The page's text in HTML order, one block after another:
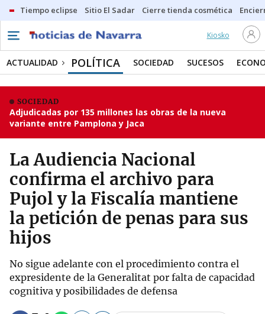
Tiempo eclipse Sitio El Sadar Cierre tienda cosmética
Kiosko
ACTUALIDAD POLÍTICA SOCIEDAD SUCESOS
SOCIEDAD
Adjudicadas por 135 millones las obras de la nueva
variante entre Pamplona y Jaca
La Audiencia Nacional
confirma el archivo para
Pujol y la Fiscalía mantiene
la petición de penas para sus
hijos
No sigue adelante con el procedimiento contra el
expresidente de la Generalitat por falta de capacidad
cognitiva y posibilidades de defensa